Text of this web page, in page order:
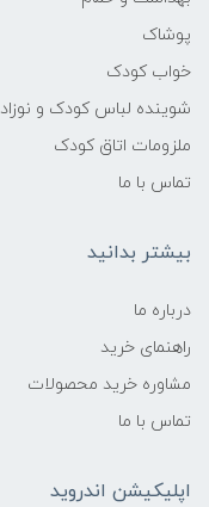
پوشاک
خواب کودک
شوینده لباس کودک و نوزاد
ملزومات اتاق کودک
تماس با ما
بیشتر بدانید
درباره ما
راهنمای خرید
مشاوره خرید محصولات
تماس با ما
اپلیکیشن اندروید